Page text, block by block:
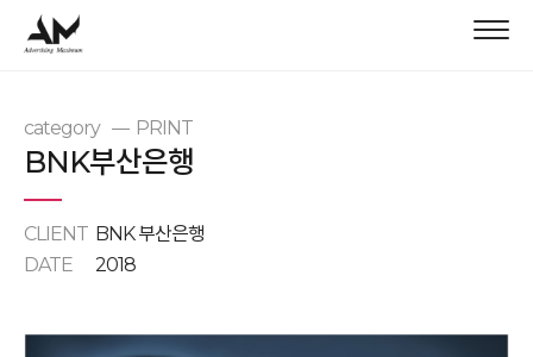
category PRINT
BNK부산은행
CLIENT BNK 부산은행
DATE
2018